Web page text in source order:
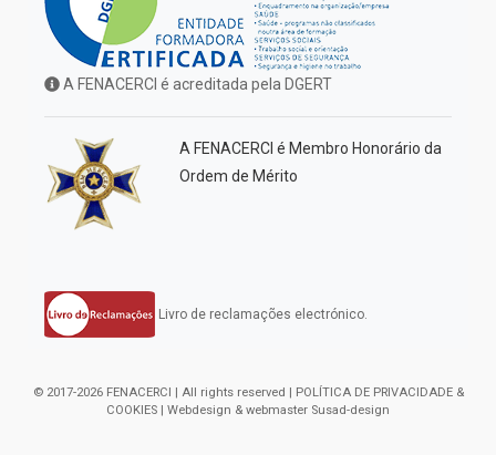
A FENACERCI é acreditada pela DGERT
A FENACERCI é Membro Honorário da
Ordem de Mérito
Livro de reclamações electrónico.
© 2017-2026 FENACERCI | All rights reserved | POLÍTICA DE PRIVACIDADE &
COOKIES | Webdesign & webmaster Susad-design